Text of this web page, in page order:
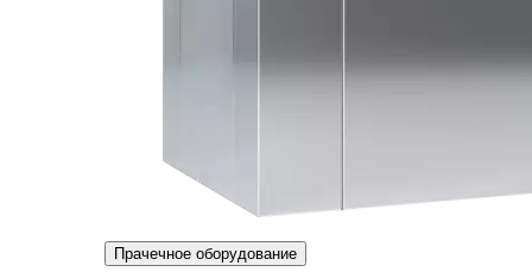
Прачечное оборудование